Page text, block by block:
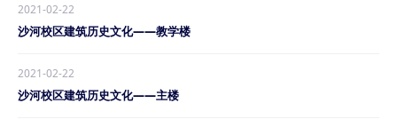
2021-02-22
沙河校区建筑历史文化——教学楼
2021-02-22
沙河校区建筑历史文化——主楼